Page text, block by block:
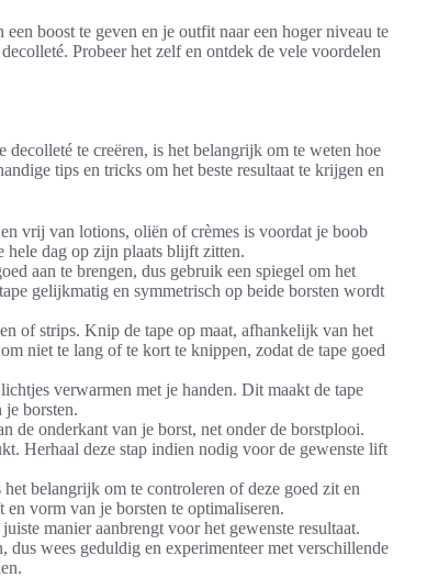
boost te geven en je outfit naar een hoger niveau te
Probeer het zelf en ontdek de vele voordelen
te creëren, is het belangrijk om te weten hoe
tips en tricks om het beste resultaat te krijgen en
vrij van lotions, oliën of crèmes is voordat je boob
hele dag op zijn plaats blijft zitten.
aan te brengen, dus gebruik een spiegel om het
gelijkmatig en symmetrisch op beide borsten wordt
of strips. Knip de tape op maat, afhankelijk van het
niet te lang of te kort te knippen, zodat de tape goed
verwarmen met je handen. Dit maakt de tape
borsten.
de onderkant van je borst, net onder de borstplooi.
Herhaal deze stap indien nodig voor de gewenste lift
belangrijk om te controleren of deze goed zit en
vorm van je borsten te optimaliseren.
manier aanbrengt voor het gewenste resultaat.
wees geduldig en experimenteer met verschillende